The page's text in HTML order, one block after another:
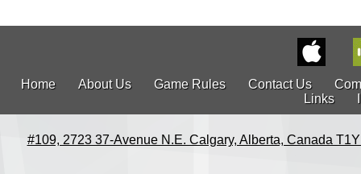
Home About Us Game Rules Contact Us
Links
#109, 2723 37-Avenue N.E. Calgary, Alberta, Canada